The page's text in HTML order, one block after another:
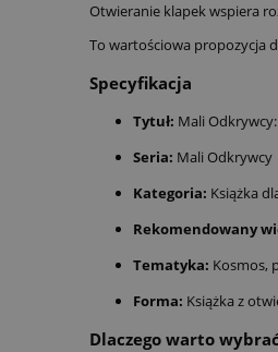
Otwieranie klapek wspiera
To wartościowa propozycja
Specyfikacja
Tytuł: Mali
Seria: Mali Odkrywcy
Kategoria: Książka
Rekomendowany
Tematyka: Kosmos,
Forma: Książka z
Dlaczego warto